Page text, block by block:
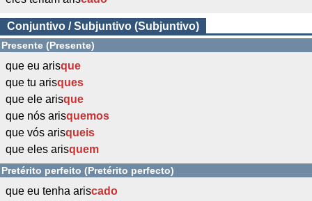
Conjuntivo / Subjuntivo (Subjuntivo)
Presente (Presente)
que eu arisque
que tu arisques
que ele arisque
que nós arisquemos
que vós arisqueis
que eles arisquem
Pretérito perfeito (Pretérito perfecto)
que eu tenha ariscado